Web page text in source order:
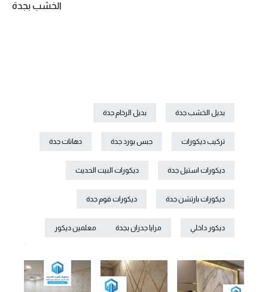
الخشب بجدة
بديل الخشب جدة بديل الرخام جدة
تركيب ديكورات جبس بورد جدة دهانات جدة
ديكورات استيل جدة ديكورات البيت الحديث
ديكورات بارتشن جدة ديكورات فوم جدة
ديكور داخلي مرايا جدران بجدة
معلمين ديكور
.